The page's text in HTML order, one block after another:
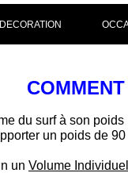
DECORATION
du surf à son
un poids de
un Volume